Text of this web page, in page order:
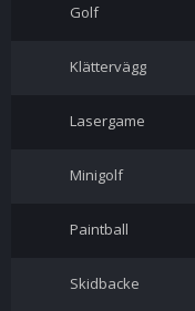
Golf
Klättervägg
Lasergame
Minigolf
Paintball
Skidbacke